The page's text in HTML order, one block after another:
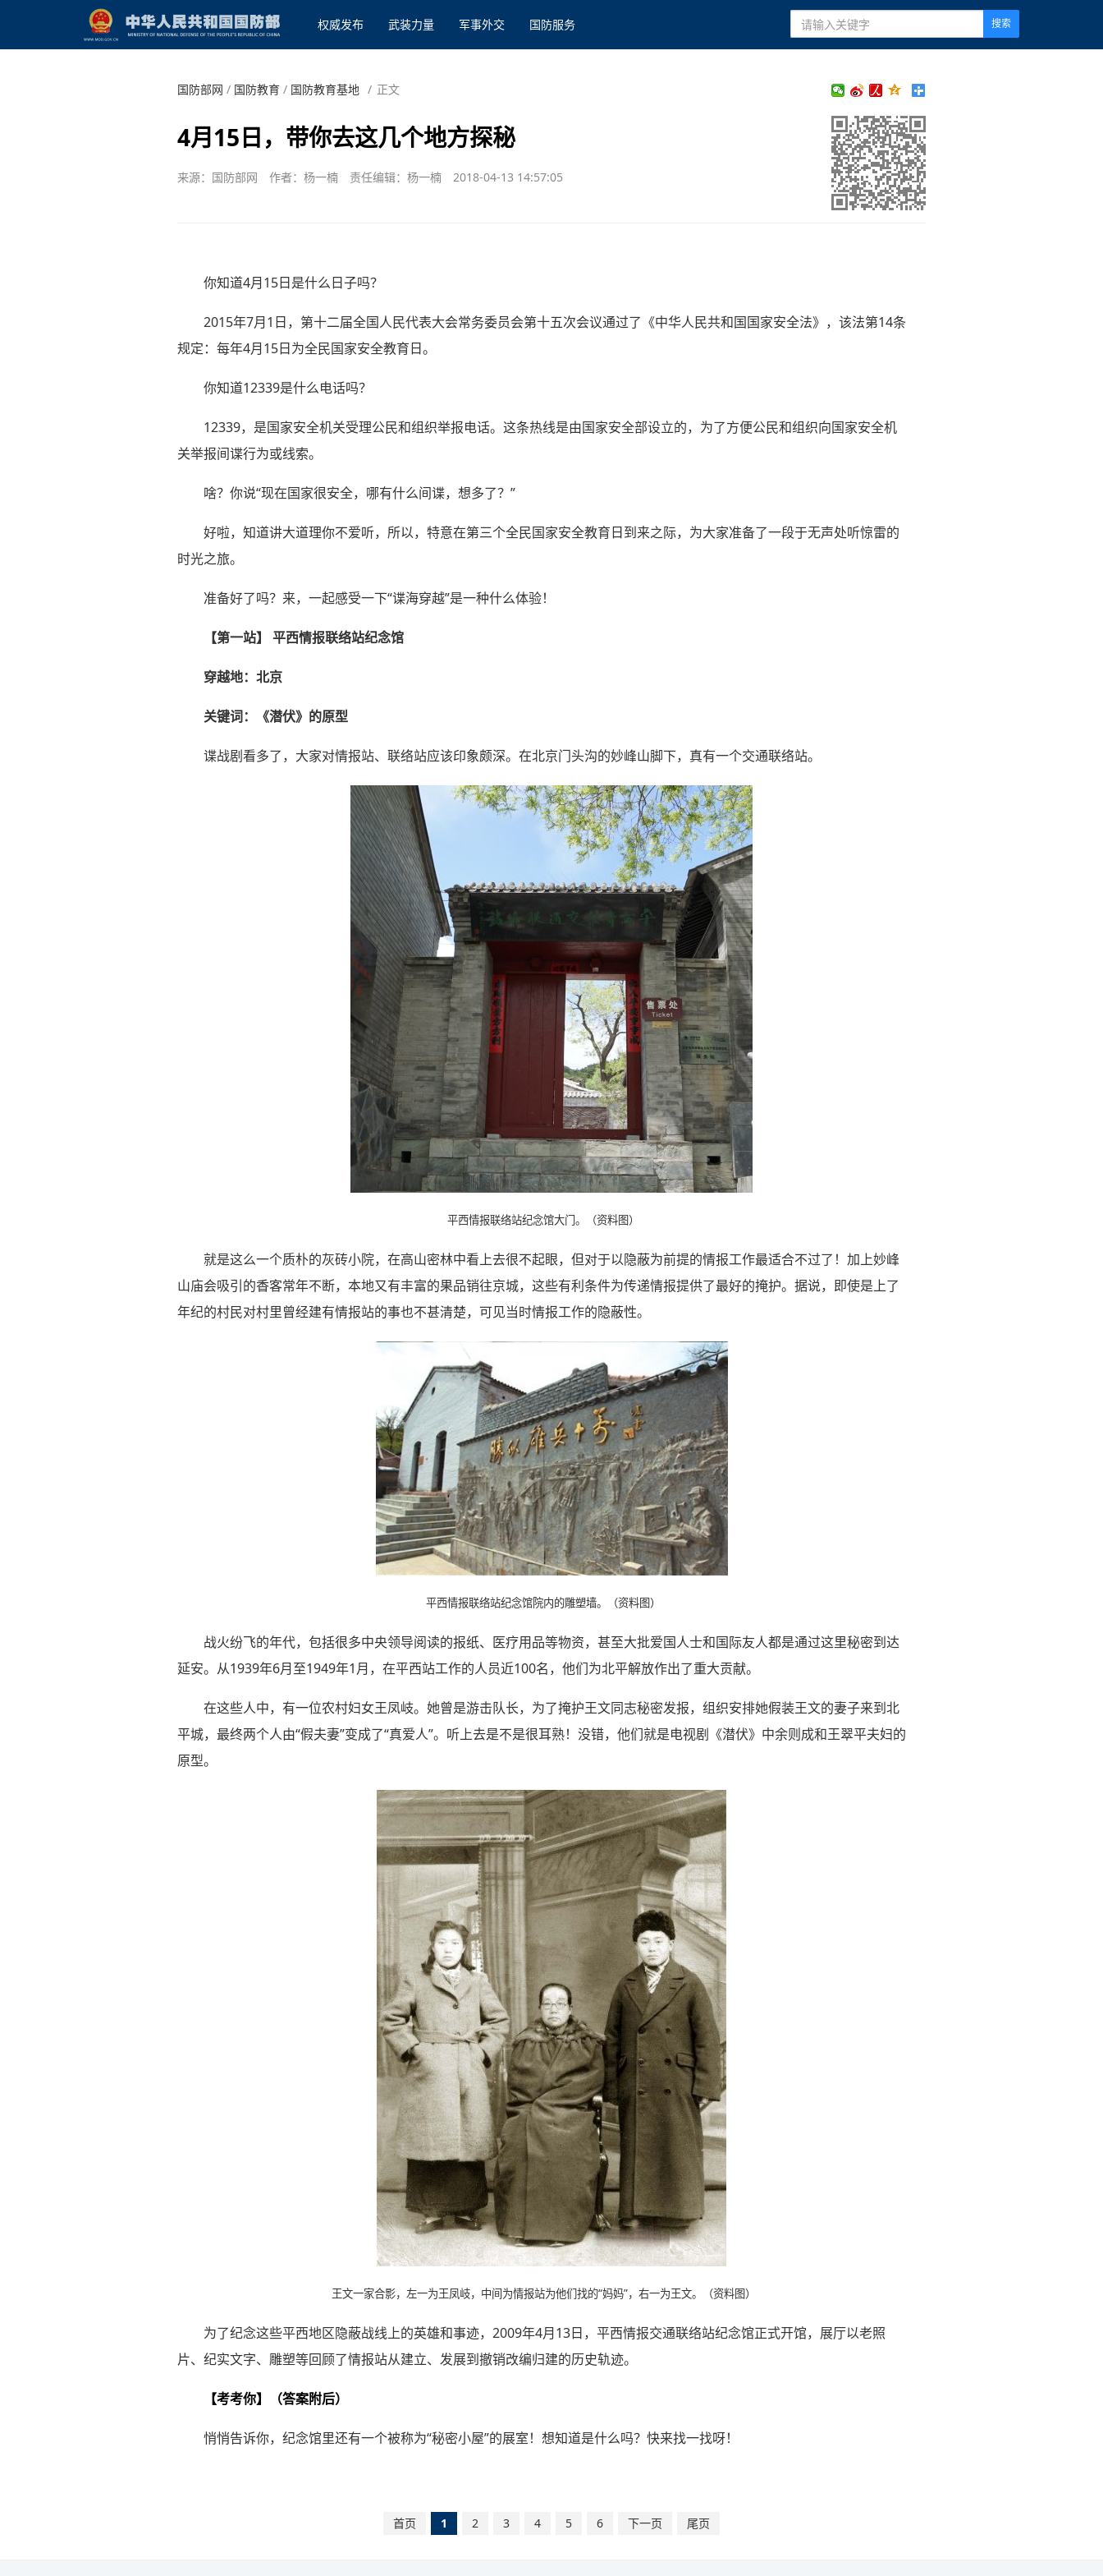
权威发布 武装力量 军事外交 国防服务 搜索
国防部网 / 国防教育/ 国防教育基地 / 正文
4月15日，带你去这几个地方探秘
来源：国防部网 作者：杨一楠 责任编辑：杨一楠 2018-04-13 14:57:05
你知道4月15日是什么日子吗？
2015年7月1日，第十二届全国人民代表大会常务委员会第十五次会议通过了《中华人民共和国国家安全法》，该法第14条
规定：每年4月15日为全民国家安全教育日。
你知道12339是什么电话吗？
12339，是国家安全机关受理公民和组织举报电话。这条热线是由国家安全部设立的，为了方便公民和组织向国家安全机
关举报间谍行为或线索。
啥？你说“现在国家很安全，哪有什么间谍，想多了？”
好啦，知道讲大道理你不爱听，所以，特意在第三个全民国家安全教育日到来之际，为大家准备了一段于无声处听惊雷的
时光之旅。
准备好了吗？来，一起感受一下“谍海穿越”是一种什么体验！
【第一站】 平西情报联络站纪念馆
穿越地：北京
关键词：《潜伏》的原型
谍战剧看多了，大家对情报站、联络站应该印象颇深。在北京门头沟的妙峰山脚下，真有一个交通联络站。
平西情报联络站纪念馆大门。（资料图）
就是这么一个质朴的灰砖小院，在高山密林中看上去很不起眼，但对于以隐蔽为前提的情报工作最适合不过了！加上妙峰
山庙会吸引的香客常年不断，本地又有丰富的果品销往京城，这些有利条件为传递情报提供了最好的掩护。据说，即使是上了
年纪的村民对村里曾经建有情报站的事也不甚清楚，可见当时情报工作的隐蔽性。
平西情报联络站纪念馆院内的雕塑墙。（资料图）
战火纷飞的年代，包括很多中央领导阅读的报纸、医疗用品等物资，甚至大批爱国人士和国际友人都是通过这里秘密到达
延安。从1939年6月至1949年1月，在平西站工作的人员近100名，他们为北平解放作出了重大贡献。
在这些人中，有一位农村妇女王凤岐。她曾是游击队长，为了掩护王文同志秘密发报，组织安排她假装王文的妻子来到北
平城，最终两个人由“假夫妻”变成了“真爱人”。听上去是不是很耳熟！没错，他们就是电视剧《潜伏》中余则成和王翠平夫妇的
原型。
王文一家合影，左一为王凤岐，中间为情报站为他们找的“妈妈”，右一为王文。（资料图）
为了纪念这些平西地区隐蔽战线上的英雄和事迹，2009年4月13日，平西情报交通联络站纪念馆正式开馆，展厅以老照
片、纪实文字、雕塑等回顾了情报站从建立、发展到撤销改编归建的历史轨迹。
【考考你】（答案附后）
悄悄告诉你，纪念馆里还有一个被称为“秘密小屋”的展室！想知道是什么吗？快来找一找呀！
首页 1 2 3 4 5 6 下一页 尾页